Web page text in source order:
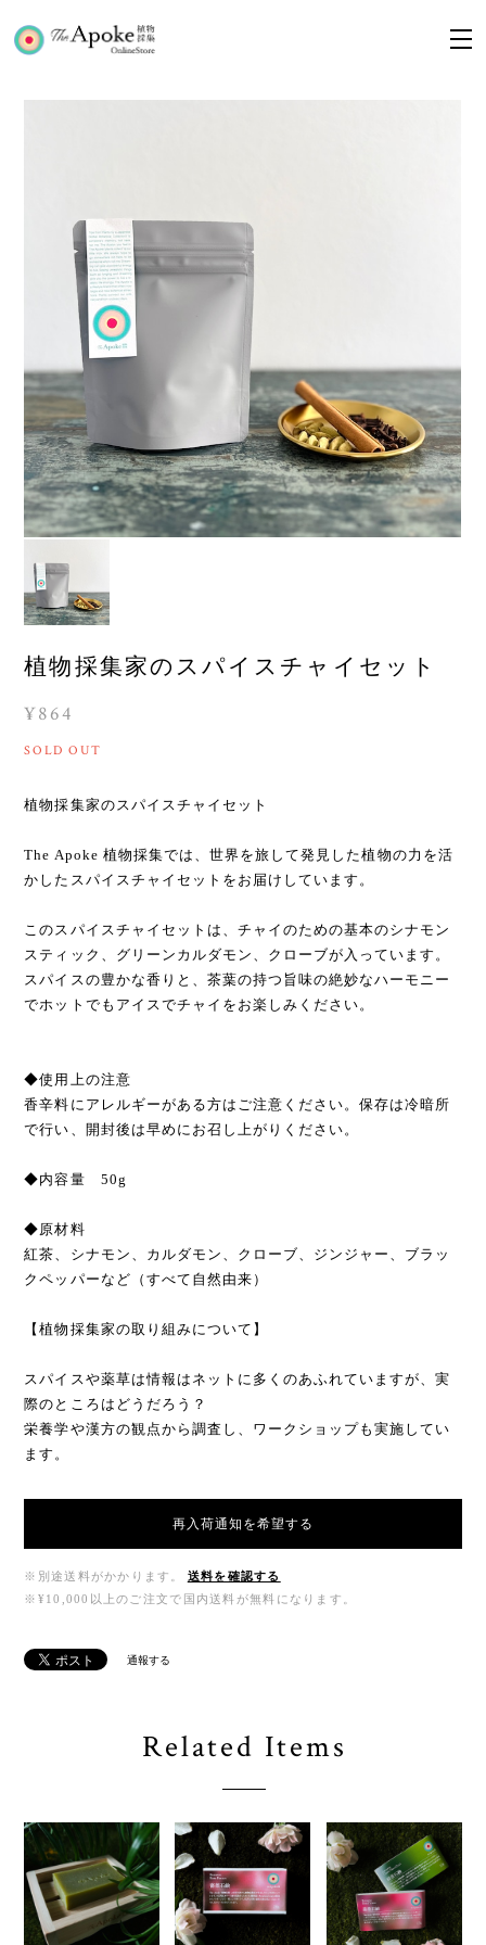
植物採集家のスパイスチャイセット
¥864
SOLD OUT
植物採集家のスパイスチャイセット
The Apoke 植物採集では、世界を旅して発見した植物の力を活
かしたスパイスチャイセットをお届けしています。
このスパイスチャイセットは、チャイのための基本のシナモン
スティック、グリーンカルダモン、クローブが入っています。
スパイスの豊かな香りと、茶葉の持つ旨味の絶妙なハーモニー
でホットでもアイスでチャイをお楽しみください。
◆使用上の注意
香辛料にアレルギーがある方はご注意ください。保存は冷暗所
で行い、開封後は早めにお召し上がりください。
◆内容量 50g
◆原材料
紅茶、シナモン、カルダモン、クローブ、ジンジャー、ブラッ
クペッパーなど（すべて自然由来）
【植物採集家の取り組みについて】
スパイスや薬草は情報はネットに多くのあふれていますが、実
際のところはどうだろう？
栄養学や漢方の観点から調査し、ワークショップも実施してい
ます。
再入荷通知を希望する
※別途送料がかかります。
送料を確認する
※¥10,000以上のご注文で国内送料が無料になります。
通報する
Related Items